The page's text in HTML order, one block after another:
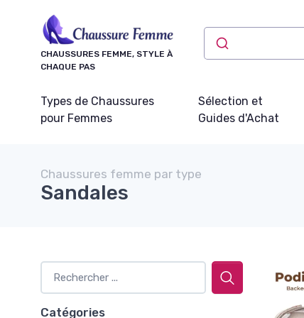
CHAUSSURES FEMME, STYLE À
CHAQUE PAS
Types de Chaussures
pour Femmes
Sélection et
Guides d'Achat
Chaussures femme par type
Sandales
Catégories